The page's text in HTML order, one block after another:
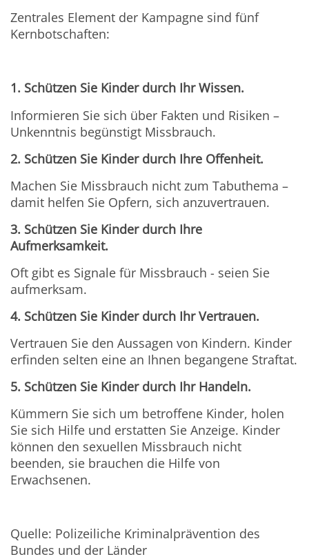
Zentrales Element der Kampagne sind fünf
Kernbotschaften:
1. Schützen Sie Kinder durch Ihr Wissen.
Informieren Sie sich über Fakten und Risiken –
Unkenntnis begünstigt Missbrauch.
2. Schützen Sie Kinder durch Ihre Offenheit.
Machen Sie Missbrauch nicht zum Tabuthema –
damit helfen Sie Opfern, sich anzuvertrauen.
3. Schützen Sie Kinder durch Ihre
Aufmerksamkeit.
Oft gibt es Signale für Missbrauch - seien Sie
aufmerksam.
4. Schützen Sie Kinder durch Ihr Vertrauen.
Vertrauen Sie den Aussagen von Kindern. Kinder
erfinden selten eine an Ihnen begangene Straftat.
5. Schützen Sie Kinder durch Ihr Handeln.
Kümmern Sie sich um betroffene Kinder, holen
Sie sich Hilfe und erstatten Sie Anzeige. Kinder
können den sexuellen Missbrauch nicht
beenden, sie brauchen die Hilfe von
Erwachsenen.
Quelle: Polizeiliche Kriminalprävention des
Bundes und der Länder